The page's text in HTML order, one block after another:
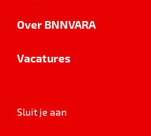
Over BNNVARA
Vacatures
Sluit je aan